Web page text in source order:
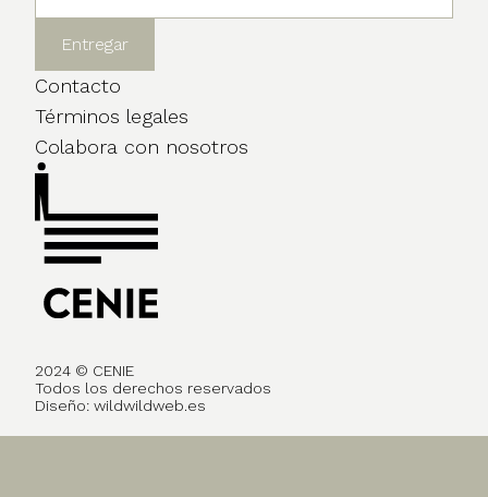
Contacto
Términos legales
Colabora con nosotros
2024 © CENIE
Todos los derechos reservados
Diseño: wildwildweb.es